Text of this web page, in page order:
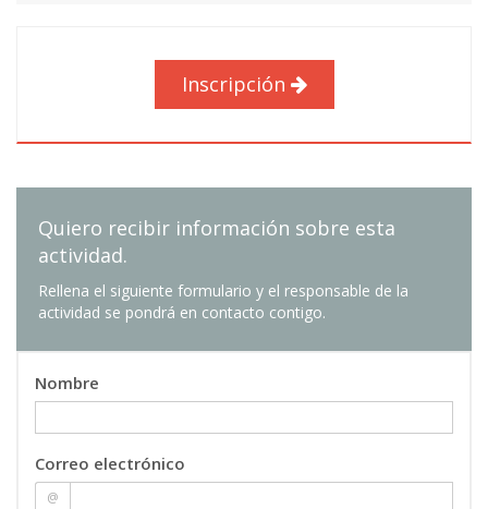
Inscripción
Quiero recibir información sobre esta
actividad.
Rellena el siguiente formulario y el responsable de la
actividad se pondrá en contacto contigo.
Nombre
Correo electrónico
@